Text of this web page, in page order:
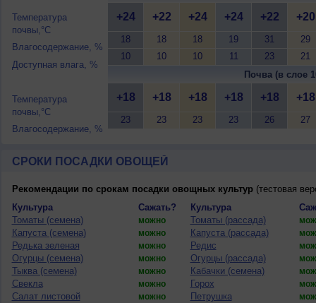
Температура
почвы,°C
Влагосодержание, %
Доступная влага, %
Температура
почвы,°C
Влагосодержание, %
+24
18
10
+22
18
10
+24
18
10
+24
19
11
+22
31
23
+20
29
21
Почва (в слое
+18
23
+18
23
+18
23
+18
23
+18
26
+18
27
СРОКИ ПОСАДКИ ОВОЩЕЙ
Рекомендации по срокам посадки овощных культур(тестовая
Культура
Сажать? Культура
Томаты (семена)
можно Томаты (рассада)
Капуста (семена) можно Капуста (рассада)
Редька зеленая можно Редис
Огурцы (семена) можно Огурцы (рассада)
Тыква (семена) можно Кабачки (семена)
Свекла можно Горох
Салат листовой можно Петрушка